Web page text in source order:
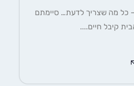
שצריך לדעת… סיימתם
חיים....